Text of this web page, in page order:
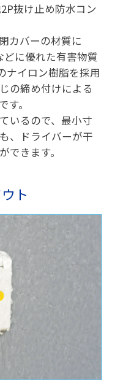
抜け止め防水コン
カバーの材質に
どに優れた有害物質
ナイロン樹脂を採用
の締め付けによる
。
いるので、最小寸
、ドライバーが干
できます。
ト